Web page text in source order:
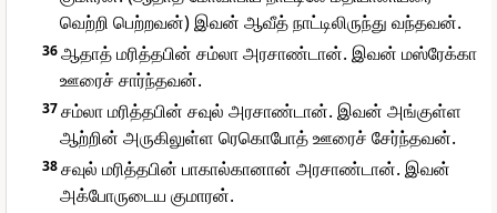
வெற்றி பெற்றவன்) இவன் ஆவீத் நாட்டிலிருந்து வந்தவன்.
36ஆதாத் மரித்தபின் சம்லா அரசாண்டான். இவன் மஸ்ரேக்கா
ஊரைச் சார்ந்தவன்.
37சம்லா மரித்தபின் சவுல் அரசாண்டான். இவன் அங்குள்ள
ஆற்றின் அருகிலுள்ள ரெகொபோத் ஊரைச் சேர்ந்தவன்.
38சவுல் மரித்தபின் பாகால்கானான் அரசாண்டான். இவன்
அக்போருடைய குமாரன்.